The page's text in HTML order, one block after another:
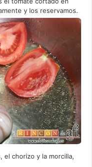
y los reservamos.
el chorizo y la morcilla,